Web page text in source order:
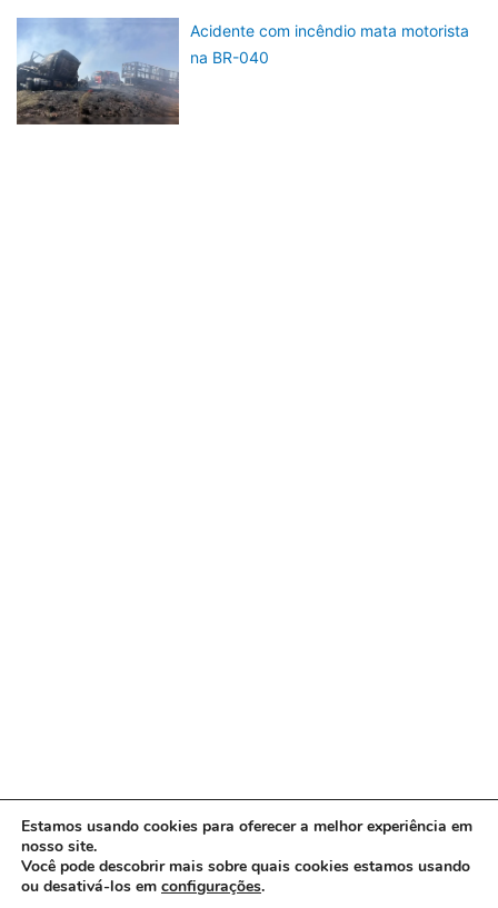
Acidente com incêndio mata motorista
na BR-040
Copyright © 2026 www.ACORDA DF
Estamos usando cookies para oferecer a melhor experiência em
nosso site.
Você pode descobrir mais sobre quais cookies estamos usando
ou desativá-los em configurações.